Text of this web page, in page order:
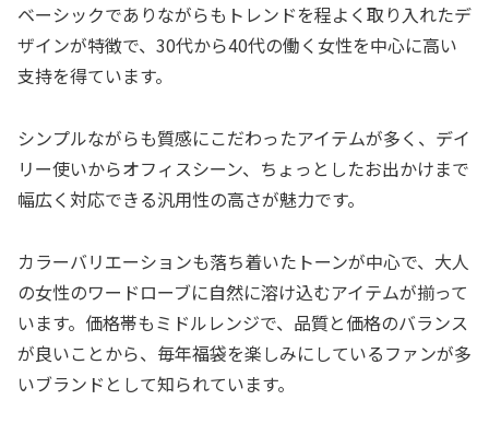
ベーシックでありながらもトレンドを程よく取り入れたデ
ザインが特徴で、30代から40代の働く女性を中心に高い
支持を得ています。
シンプルながらも質感にこだわったアイテムが多く、デイ
リー使いからオフィスシーン、ちょっとしたお出かけまで
幅広く対応できる汎用性の高さが魅力です。
カラーバリエーションも落ち着いたトーンが中心で、大人
の女性のワードローブに自然に溶け込むアイテムが揃って
います。価格帯もミドルレンジで、品質と価格のバランス
が良いことから、毎年福袋を楽しみにしているファンが多
いブランドとして知られています。